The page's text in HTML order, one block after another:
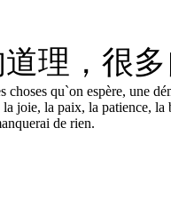
理，很
choses qu`on espère, une
joie, la paix, la patience,
de rien.